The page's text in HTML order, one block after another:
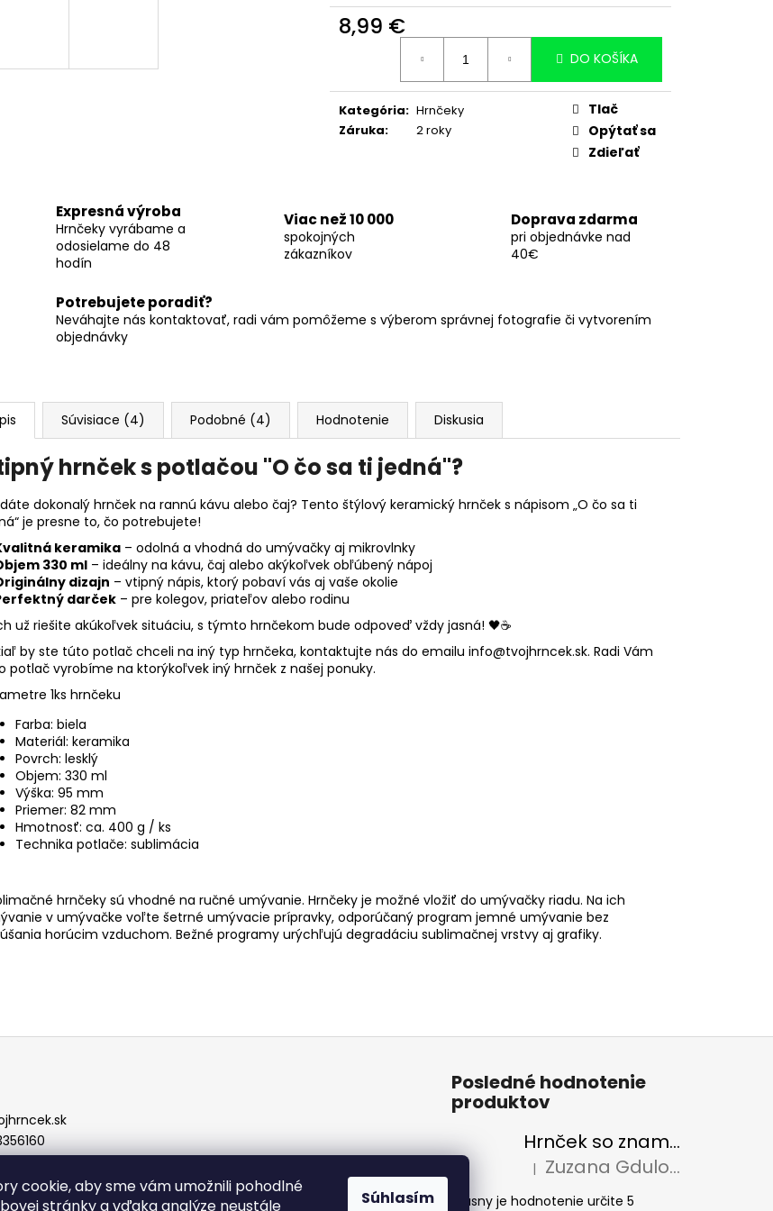
cookie, aby sme vám umožnili pohodlné
stránky a vďaka analýze neustále
Súhlasím
8,99 €
Jednotková
DO KOŠÍKA
Kategória: Hrnčeky
Záruka: 2 roky
Tlač
Opýtať sa
Zdieľať
Expresná výroba
Hrnčeky vyrábame a
odosielame do 48
hodín
Viac než 10 000
spokojných
zákazníkov
Doprava zdarma
pri objednávke nad
40€
Potrebujete poradiť?
Neváhajte nás kontaktovať, radi vám pomôžeme s výberom správnej fotografie či vytvorením
objednávky
Súvisiace (4) Podobné (4) Hodnotenie Diskusia
hrnček s potlačou "O čo sa ti jedná"?
dokonalý hrnček na rannú kávu alebo čaj? Tento štýlový keramický hrnček s nápisom „O čo sa ti
je presne to, čo potrebujete!
keramika – odolná a vhodná do umývačky aj mikrovlnky
330 ml – ideálny na kávu, čaj alebo akýkoľvek obľúbený nápoj
dizajn – vtipný nápis, ktorý pobaví vás aj vaše okolie
darček – pre kolegov, priateľov alebo rodinu
už riešite akúkoľvek situáciu, s týmto hrnčekom bude odpoveď vždy jasná! 🖤☕
by ste túto potlač chceli na iný typ hrnčeka, kontaktujte nás do emailu info@tvojhrncek.sk. Radi Vám
potlač vyrobíme na ktorýkoľvek iný hrnček z našej ponuky.
1ks hrnčeku
Farba: biela
Materiál: keramika
Povrch: lesklý
Objem: 330 ml
Výška: 95 mm
Priemer: 82 mm
Hmotnosť: ca. 400 g / ks
Technika potlače: sublimácia
hrnčeky sú vhodné na ručné umývanie. Hrnčeky je možné vložiť do umývačky riadu. Na ich
v umývačke voľte šetrné umývacie prípravky, odporúčaný program jemné umývanie bez
horúcim vzduchom. Bežné programy urýchľujú degradáciu sublimačnej vrstvy aj grafiky.
Posledné hodnotenie
produktov
Hrnček so znamením zverokruhu a vlastným menom - 330ml
Hodnotenie produktu je 5 z 5
| Zuzana Gdulova
Krásny je hodnotenie určite 5